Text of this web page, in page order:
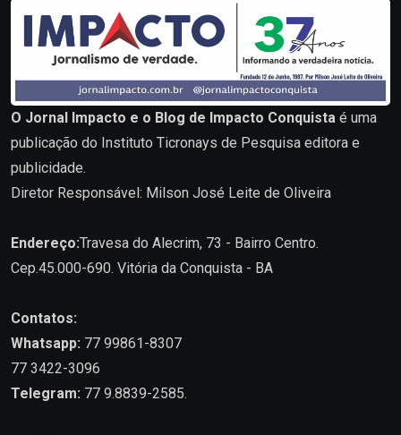
O Jornal Impacto e o Blog de Impacto Conquista é uma
publicação do Instituto Ticronays de Pesquisa editora e
publicidade.
Diretor Responsável: Milson José Leite de Oliveira
Endereço:Travesa do Alecrim, 73 - Bairro Centro.
Cep.45.000-690. Vitória da Conquista - BA
Contatos:
Whatsapp: 77 99861-8307
77 3422-3096
Telegram: 77 9.8839-2585.